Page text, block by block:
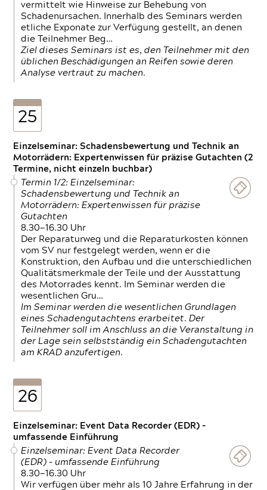
vermittelt wie Hinweise zur Behebung von
Schadenursachen. Innerhalb des Seminars werden
etliche Exponate zur Verfügung gestellt, an denen
die Teilnehmer Beg…
Ziel dieses Seminars ist es, den Teilnehmer mit den
üblichen Beschädigungen an Reifen sowie deren
Analyse vertraut zu machen.
25
Einzelseminar: Schadensbewertung und Technik an
Motorrädern: Expertenwissen für präzise Gutachten (2
Termine, nicht einzeln buchbar)
Termin 1/2: Einzelseminar:
Schadensbewertung und Technik an
Motorrädern: Expertenwissen für präzise
Gutachten
8.30—16.30 Uhr
Der Reparaturweg und die Reparaturkosten können
vom SV nur festgelegt werden, wenn er die
Konstruktion, den Aufbau und die unterschiedlichen
Qualitätsmerkmale der Teile und der Ausstattung
des Motorrades kennt. Im Seminar werden die
wesentlichen Gru…
Im Seminar werden die wesentlichen Grundlagen
eines Schadengutachtens erarbeitet. Der
Teilnehmer soll im Anschluss an die Veranstaltung in
der Lage sein selbstständig ein Schadengutachten
am KRAD anzufertigen.
26
Einzelseminar: Event Data Recorder (EDR) –
umfassende Einführung
Einzelseminar: Event Data Recorder
(EDR) – umfassende Einführung
8.30—16.30 Uhr
Wir verfügen über mehr als 10 Jahre Erfahrung in der